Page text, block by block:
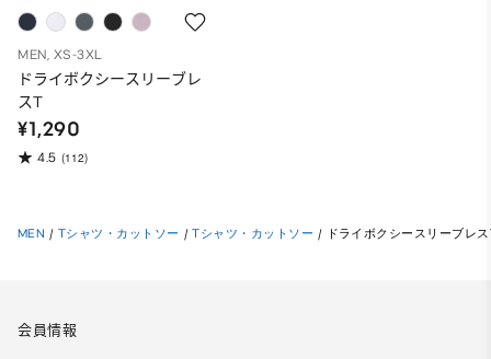
MEN, XS-3XL
ドライボクシースリーブレ
スT
¥1,290
4.5 (112)
MEN / Tシャツ・カットソー / Tシャツ・カットソー / ドライボクシースリーブレ
会員情報